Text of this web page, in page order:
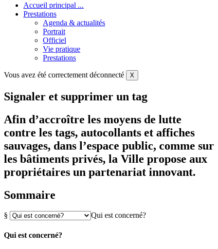
Accueil principal ...
Prestations
Agenda & actualités
Portrait
Officiel
Vie pratique
Prestations
Vous avez été correctement déconnecté X
Signaler et supprimer un tag
Afin d’accroître les moyens de lutte
contre les tags, autocollants et affiches
sauvages, dans l’espace public, comme sur
les bâtiments privés, la Ville propose aux
propriétaires un partenariat innovant.
Sommaire
§ Qui est concerné?
Qui est concerné?